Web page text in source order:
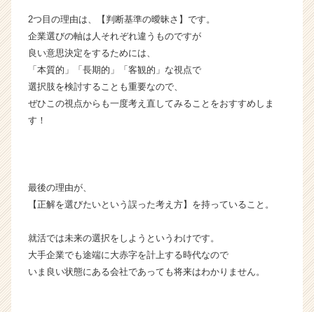
e
r
C
r
e
2つ目の理由は、【判断基準の曖昧さ】です。
企業選びの軸は人それぞれ違うものですが
良い意思決定をするためには、
「本質的」「長期的」「客観的」な視点で
選択肢を検討することも重要なので、
ぜひこの視点からも一度考え直してみることをおすすめしま
す！
最後の理由が、
【正解を選びたいという誤った考え方】を持っていること。
就活では未来の選択をしようというわけです。
大手企業でも途端に大赤字を計上する時代なので
いま良い状態にある会社であっても将来はわかりません。